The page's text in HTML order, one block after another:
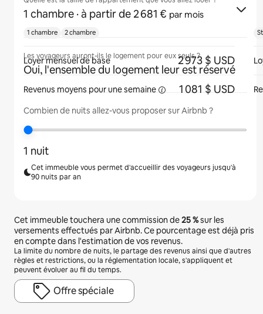
1 chambre · à partir de 2 681 € par mois
Les voyageurs auront-ils le logement pour eux seuls ?
Oui, l'ensemble du logement leur est réservé
Combien de nuits allez-vous proposer sur Airbnb ?
1 nuit
Cet immeuble vous permet d'accueillir des voyageurs jusqu'à
90 nuits par an
Cet immeuble touchera une commission de25 %sur les
versements effectués par Airbnb. Ce pourcentage est déjà pris
en compte dans l'estimation de vos revenus.
La limite du nombre de nuits, le partage des revenus ainsi que d'autres
règles et restrictions, ou la réglementation locale, s'appliquent et
peuvent évoluer au fil du temps.
Offre spéciale
1 chambre 2 chambre
Loyer mensuel de base 2 973 $ USD
Revenus moyens pour unesemaine 1 081 $ USD